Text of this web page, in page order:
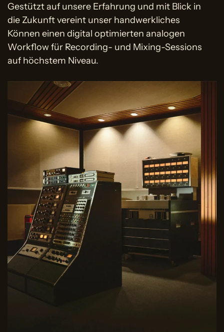
Gestützt auf unsere Erfahrung und mit Blick in
die Zukunft vereint unser handwerkliches
Können einen digital optimierten analogen
Workflow für Recording- und Mixing-Sessions
auf höchstem Niveau.